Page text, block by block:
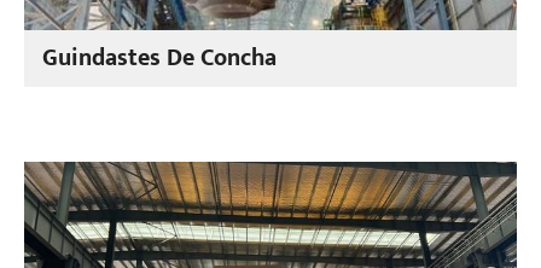
Guindastes De Concha